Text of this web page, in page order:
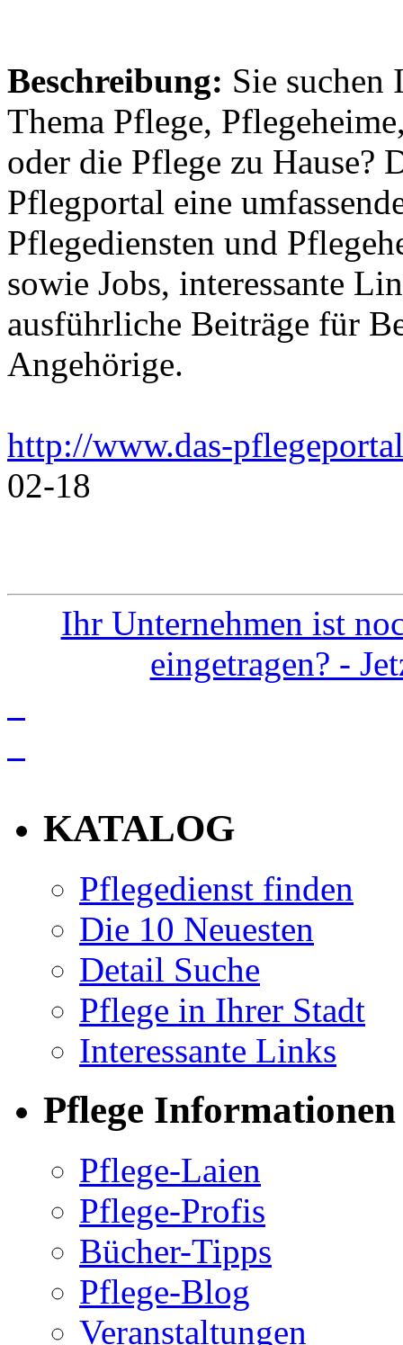
Beschreibung: Sie suchen
Thema Pflege,
oder die Pflege zu Hause?
Pflegportal eine
Pflegediensten und
sowie Jobs, interessante
ausführliche Beiträge für
Angehörige.
http://www.das-
02-18
Ihr Unternehmen ist
eingetragen? -
KATALOG
Pflegedienst finden
Die 10 Neuesten
Detail Suche
Pflege in Ihrer Stadt
Interessante Links
Pflege Informationen
Pflege-Laien
Pflege-Profis
Bücher-Tipps
Pflege-Blog
Veranstaltungen